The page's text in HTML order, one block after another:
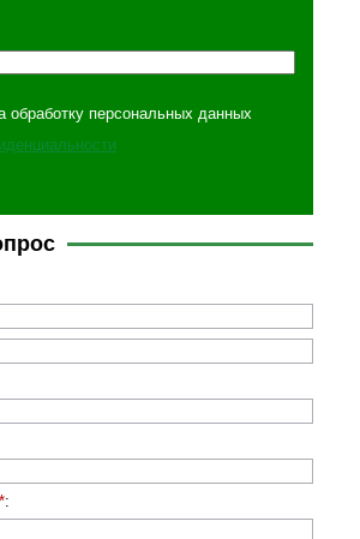
обработку персональных данных
*: